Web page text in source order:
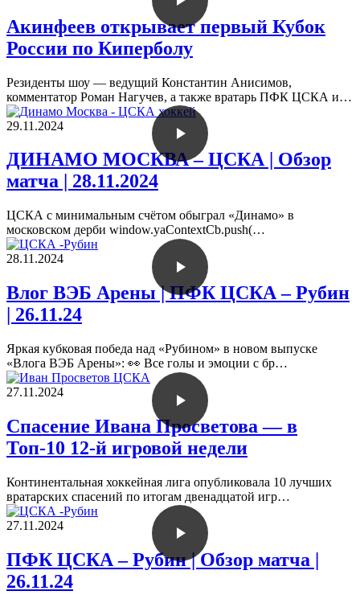
Акинфеев открывает первый Кубок
России по Киперболу
Резиденты шоу — ведущий Константин Анисимов,
комментатор Роман Нагучев, а также вратарь ПФК ЦСКА и…
29.11.2024
ДИНАМО МОСКВА – ЦСКА | Обзор
матча | 28.11.2024
ЦСКА с минимальным счётом обыграл «Динамо» в
московском дерби window.yaContextCb.push(…
28.11.2024
Влог ВЭБ Арены | ПФК ЦСКА – Рубин
| 26.11.24
Яркая кубковая победа над «Рубином» в новом выпуске
«Влога ВЭБ Арены»: 👀 Все голы и эмоции с бр…
27.11.2024
Спасение Ивана Просветова — в
Топ-10 12-й игровой недели
Континентальная хоккейная лига опубликовала 10 лучших
вратарских спасений по итогам двенадцатой игр…
27.11.2024
ПФК ЦСКА – Рубин | Обзор матча |
26.11.24